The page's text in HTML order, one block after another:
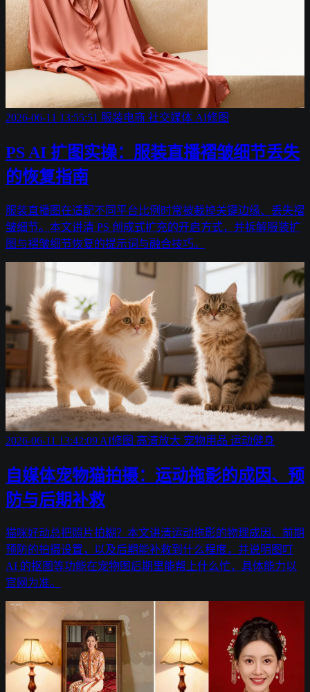
2026-06-11 13:55:51 服装电商 社交媒体 AI修图
PS AI 扩图实操：服装直播褶皱细节丢失
的恢复指南
服装直播图在适配不同平台比例时常被裁掉关键边缘、丢失褶
皱细节。本文讲清 PS 创成式扩充的开启方式，并拆解服装扩
图与褶皱细节恢复的提示词与融合技巧。
2026-06-11 13:42:09 AI修图 高清放大 宠物用品 运动健身
自媒体宠物猫拍摄：运动拖影的成因、预
防与后期补救
猫咪好动总把照片拍糊？本文讲清运动拖影的物理成因、前期
预防的拍摄设置，以及后期能补救到什么程度，并说明图叮
AI 的抠图等功能在宠物图后期里能帮上什么忙，具体能力以
官网为准。